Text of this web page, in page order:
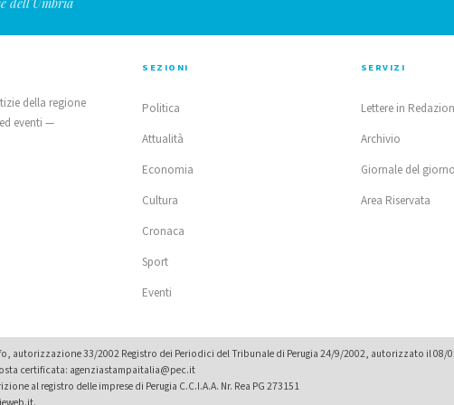
della regione
eventi —
SEZIONI
Politica
Attualità
Economia
Cultura
Cronaca
Sport
Eventi
SERVIZI
Lettere in
Archivio
Giornale del giorno
Area Riservata
autorizzazione 33/2002 Registro dei Periodici del Tribunale di Perugia 24/9/2002, autorizzato il 08/
certificata: agenziastampaitalia@pec.it
al registro delle imprese di Perugia C.C.I.A.A. Nr. Rea PG 273151